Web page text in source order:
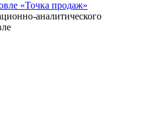
аналитического